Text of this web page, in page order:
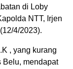
di Loby
NTT, Irjen
4/2023).
, yang kurang
Belu, mendapat